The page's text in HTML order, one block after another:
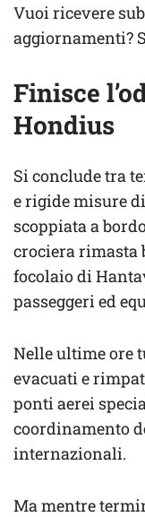
Vuoi ricevere
aggiornamenti?
Finisce
Hondius
Si conclude tra
e rigide misure
scoppiata a
crociera rimasta
focolaio di
passeggeri ed
Nelle ultime ore
evacuati e
ponti aerei
coordinamento
internazionali.
Ma mentre